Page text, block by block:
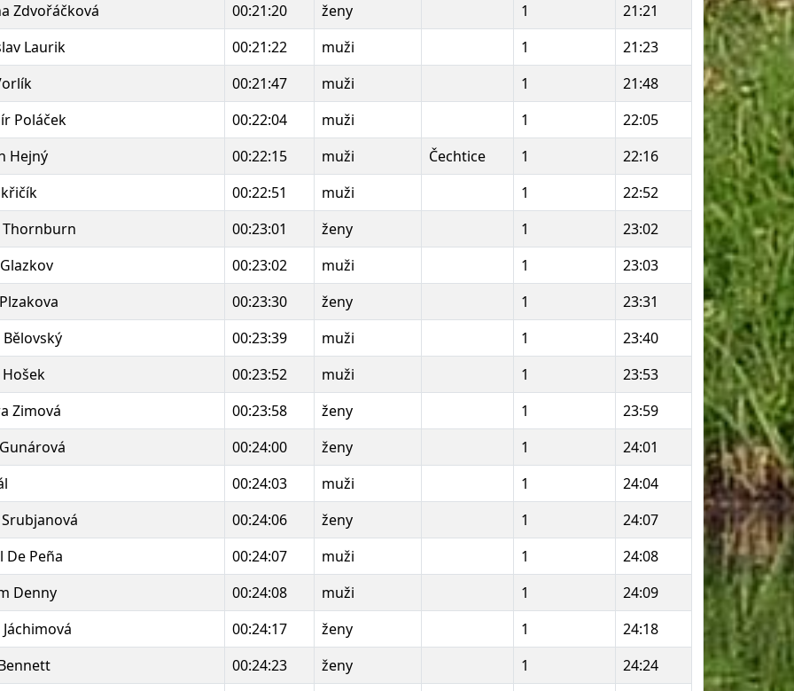
Zdvořáčková
00:21:20 ženy 1
21:21
Laurik
00:21:22 muži 1
21:23
00:21:47 muži 1
21:48
Poláček
00:22:04 muži 1
22:05
Hejný
00:22:15 muži Čechtice 1
22:16
00:22:51 muži 1
22:52
Thornburn
00:23:01 ženy 1
23:02
00:23:02 muži 1
23:03
00:23:30 ženy 1
23:31
00:23:39 muži 1
23:40
00:23:52 muži 1
23:53
Zimová
00:23:58 ženy 1
23:59
00:24:00 ženy 1
24:01
00:24:03 muži 1
24:04
00:24:06 ženy 1
24:07
De Peña
00:24:07 muži 1
24:08
Denny
00:24:08 muži 1
24:09
00:24:17 ženy 1
24:18
00:24:23 ženy 1
24:24